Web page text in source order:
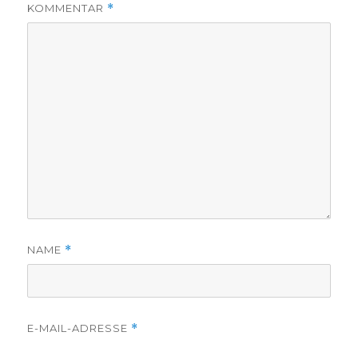
KOMMENTAR *
NAME *
E-MAIL-ADRESSE *